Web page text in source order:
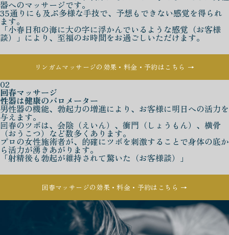
器へのマッサージです。
35通りにも及ぶ多様な手技で、予想もできない感覚を得られ
ます。
「小春日和の海に大の字に浮かんでいるような感覚（お客様
談）」により、至福のお時間をお過ごしいただけます。
リンガムマッサージの効果・料金・予約はこちら →
02
回春マッサージ
性器は健康のバロメーター
男性器の機能、勃起力の増進により、お客様に明日への活力を
与えます。
回春のツボは、会陰（えいん）、衝門（しょうもん）、横骨
（おうこつ）など数多くあります。
プロの女性施術者が、的確にツボを刺激することで身体の底か
ら活力が湧きあがります。
「射精後も勃起が維持されて驚いた（お客様談）」
回春マッサージの効果・料金・予約はこちら →